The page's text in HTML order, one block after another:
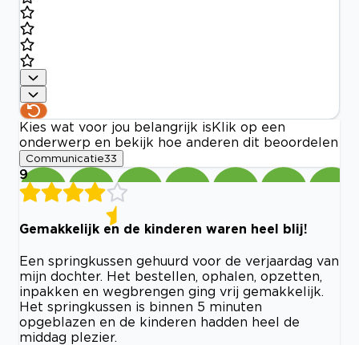
Kies wat voor jou belangrijk is Klik op een
onderwerp en bekijk hoe anderen dit beoordelen
Communicatie33
9
Gemakkelijk en de kinderen waren heel blij!
Een springkussen gehuurd voor de verjaardag van
mijn dochter. Het bestellen, ophalen, opzetten,
inpakken en wegbrengen ging vrij gemakkelijk.
Het springkussen is binnen 5 minuten
opgeblazen en de kinderen hadden heel de
middag plezier.